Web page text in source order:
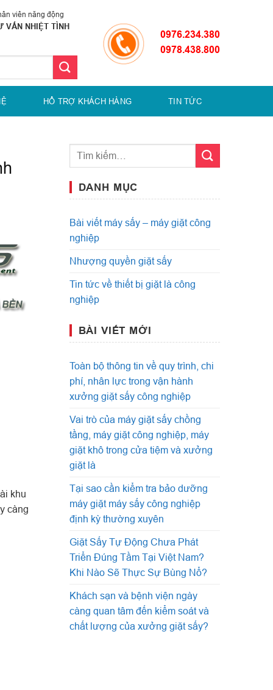
viên năng động
VẤN NHIỆT TÌNH
0976.234.380
0978.438.800
HỔ TRỢ KHÁCH HÀNG TIN TỨC
khu
càng
DANH MỤC
Bài viết máy sấy – máy giặt công
nghiệp
Nhượng quyền giặt sấy
Tin tức về thiết bị giặt là công
nghiệp
BÀI VIẾT MỚI
Toàn bộ thông tin về quy trình, chi
phí, nhân lực trong vận hành
xưởng giặt sấy công nghiệp
Vai trò của máy giặt sấy chồng
tầng, máy giặt công nghiệp, máy
giặt khô trong cửa tiệm và xưởng
giặt là
Tại sao cần kiểm tra bảo dưỡng
máy giặt máy sấy công nghiệp
định kỳ thường xuyên
Giặt Sấy Tự Động Chưa Phát
Triển Đúng Tầm Tại Việt Nam?
Khi Nào Sẽ Thực Sự Bùng Nổ?
Khách sạn và bệnh viện ngày
càng quan tâm đến kiểm soát và
chất lượng của xưởng giặt sấy?